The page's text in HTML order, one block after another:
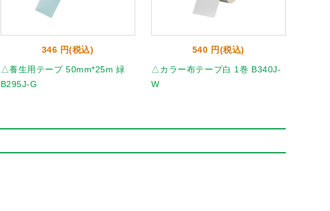
346 円(税込)
△養生用テープ 50mm*25m 緑
B295J-G
540 円(税込)
△カラー布テープ白 1巻 B340J-
W